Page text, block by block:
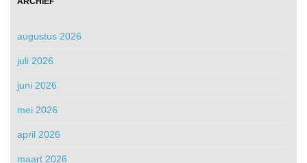
augustus 2026
juli 2026
juni 2026
mei 2026
april 2026
maart 2026